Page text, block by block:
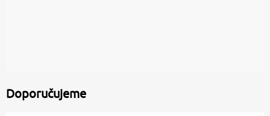
Doporučujeme